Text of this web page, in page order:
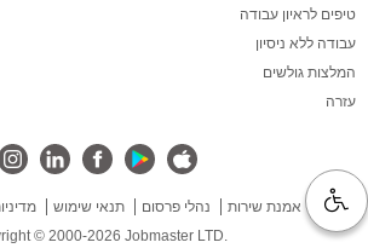
טיפים לראיון עבודה
עבודה ללא ניסיון
המלצות גולשים
עזרה
אודות אמנת שירות נהלי פרסום תנאי שימוש
© 2000-2026 Jobmaster LTD.